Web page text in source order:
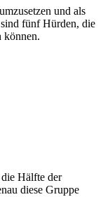
und als
fünf Hürden, die
können.
Hälfte der
diese Gruppe